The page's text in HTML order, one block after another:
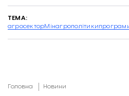
ТЕМА:
агросекторМінагрополітики
Головна Новини